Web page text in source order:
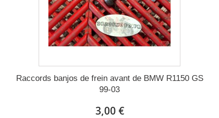
Raccords banjos de frein avant de BMW R1150 GS
99-03
3,00 €